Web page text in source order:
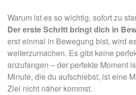
Warum ist es so wichtig, sofort zu
Der erste Schritt bringt dich in
erst einmal in Bewegung bist, wird
weiterzumachen. Es gibt keine
anzufangen – der perfekte Moment
Minute, die du aufschiebst, ist eine
Ziel nicht näher kommst.